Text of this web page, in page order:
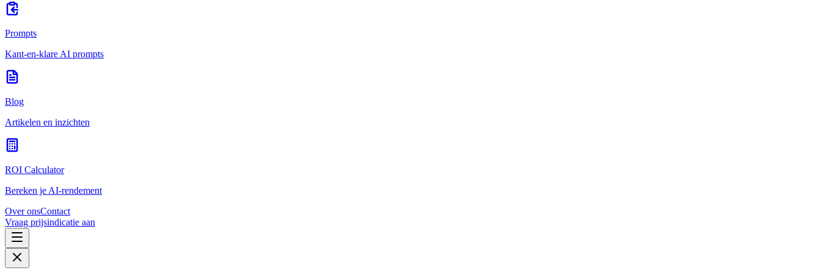
Prompts
Kant-en-klare AI prompts
Blog
Artikelen en inzichten
ROI Calculator
Bereken je AI-rendement
Over onsContact
Vraag prijsindicatie aan